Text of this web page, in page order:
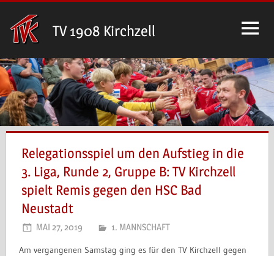
Inhalt
springen
TV 1908 Kirchzell
Relegationsspiel um den Aufstieg in die
3. Liga, Runde 2, Gruppe B: TV Kirchzell
spielt Remis gegen den HSC Bad
Neustadt
MAI 27, 2019 1. MANNSCHAFT
Am vergangenen Samstag ging es für den TV Kirchzell gegen